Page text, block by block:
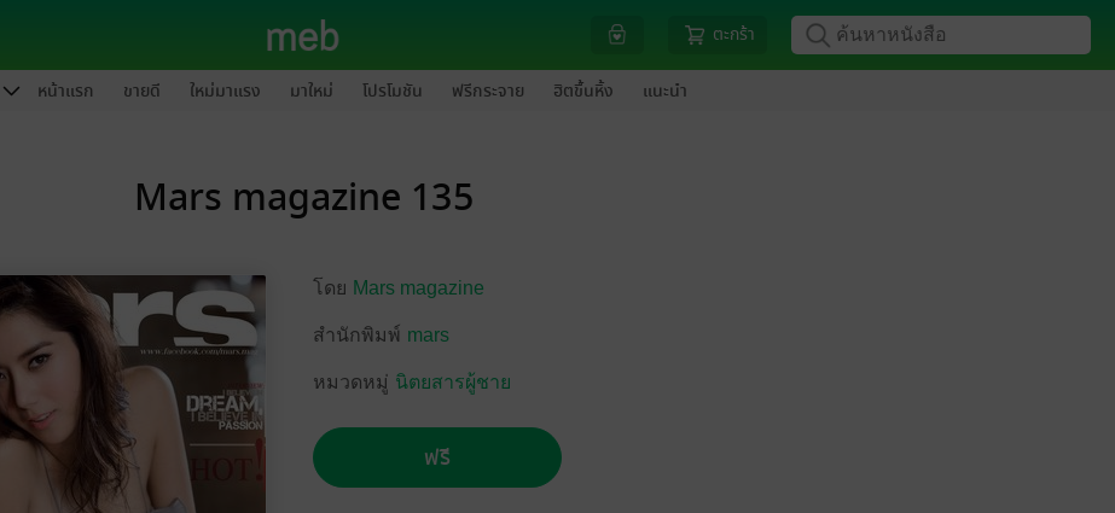
ตะกร้า
หน้าแรก ขายดี ใหม่มาแรง มาใหม่ โปรโมชัน ฟรีกระจาย ฮิตขึ้นหิ้ง แนะนำ
Mars magazine 135
โดย Mars magazine
สำนักพิมพ์ mars
หมวดหมู่ นิตยสารผู้ชาย
ฟรี